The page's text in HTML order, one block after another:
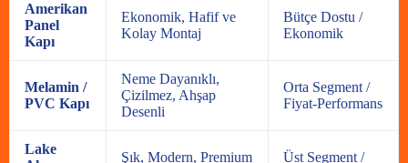
Amerikan
Panel
Kapı
Ekonomik, Hafif ve
Kolay Montaj
Bütçe Dostu /
Ekonomik
Melamin /
PVC Kapı
Neme Dayanıklı,
Çizilmez, Ahşap
Desenli
Orta Segment /
Fiyat-Performans
Lake
Şık, Modern, Premium
Üst Segment /